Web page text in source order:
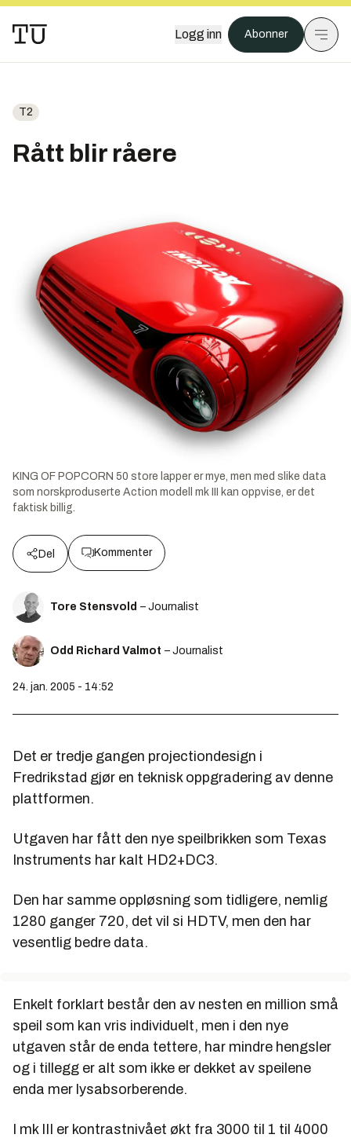
Logg inn Abonner
T2
Rått blir råere
KING OF POPCORN 50 store lapper er mye, men med slike data
som norskproduserte Action modell mk III kan oppvise, er det
faktisk billig.
Del Kommenter
Tore Stensvold – Journalist
Odd Richard Valmot – Journalist
24. jan. 2005 - 14:52
Det er tredje gangen projectiondesign i
Fredrikstad gjør en teknisk oppgradering av denne
plattformen.
Utgaven har fått den nye speilbrikken som Texas
Instruments har kalt HD2+DC3.
Den har samme oppløsning som tidligere, nemlig
1280 ganger 720, det vil si HDTV, men den har
vesentlig bedre data.
Enkelt forklart består den av nesten en million små
speil som kan vris individuelt, men i den nye
utgaven står de enda tettere, har mindre hengsler
og i tillegg er alt som ikke er dekket av speilene
enda mer lysabsorberende.
I mk III er kontrastnivået økt fra 3000 til 1 til 4000